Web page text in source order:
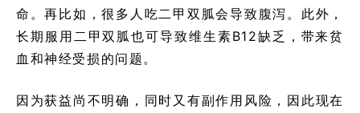
命。再比如，很多人吃二甲双胍会导致腹泻。此外，
长期服用二甲双胍也可导致维生素B12缺乏，带来贫
血和神经受损的问题。
因为获益尚不明确，同时又有副作用风险，因此现在